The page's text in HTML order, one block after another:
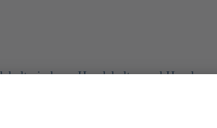
bzw. Hundehalter und Hund
sollte der Vierbeiner möglichst früh